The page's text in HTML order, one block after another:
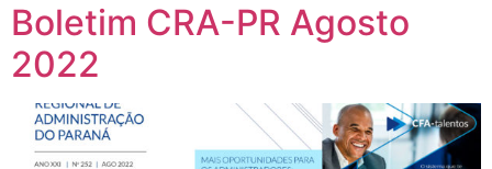
Boletim CRA-PR Agosto
2022